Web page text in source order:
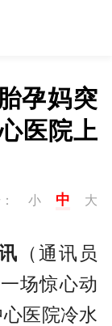
孕妈突
医院上
小 中 大
（通讯员
场惊心动
医院冷水